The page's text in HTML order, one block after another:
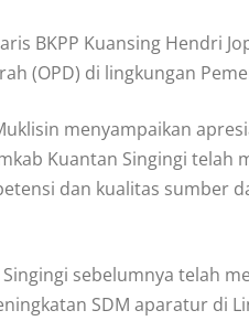
BKPP Kuansing Hendri
(OPD) di lingkungan
menyampaikan
Kuantan Singingi telah
dan kualitas sumber
sebelumnya telah
SDM aparatur di